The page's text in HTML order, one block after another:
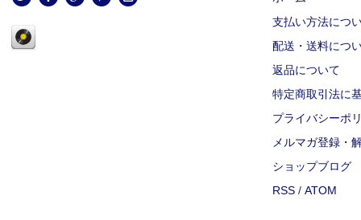
支払い方法につ
配送・送料につ
返品について
特定商取引法に
プライバシーポ
メルマガ登録・
ショップブログ
RSS / ATOM